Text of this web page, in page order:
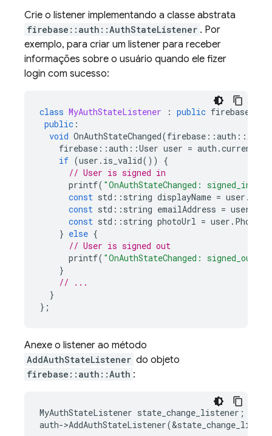
Crie o listener implementando a classe abstrata
firebase::auth::AuthStateListener . Por
exemplo, para criar um listener para receber
informações sobre o usuário quando ele fizer
login com sucesso:
class MyAuthStateListener : public firebase
public :
void OnAuthStateChanged(firebase ::auth ::Auth
firebase ::auth ::User user = auth .
if (user . is_valid())
{
// User is signed in
printf( "OnAuthStateChanged: signed_in %s
const std :: string displayName = user .
const std :: string emailAddress = user
const std :: string photoUrl = user .
} else {
// User is signed out
printf( "OnAuthStateChanged: signed_out
}
// ...
}
};
Anexe o listener ao método
AddAuthStateListener do objeto
firebase::auth::Auth :
MyAuthStateListener state_change_listener ;
auth->AddAuthStateListener(&